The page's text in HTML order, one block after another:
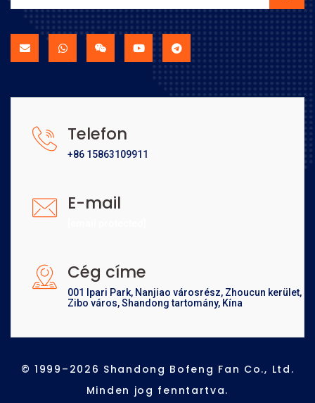
Telefon
+86 15863109911
E-mail
Cég címe
001 Ipari Park, Nanjiao városrész, Zhoucun kerület,
Zibo város, Shandong tartomány, Kína
© 1999–2026 Shandong Bofeng Fan Co., Ltd.
Minden jog fenntartva.